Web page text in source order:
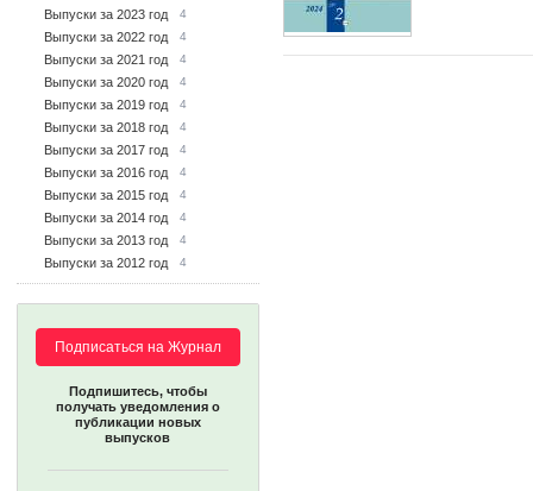
Выпуски за 2023 год 4
Выпуски за 2022 год 4
Выпуски за 2021 год 4
Выпуски за 2020 год 4
Выпуски за 2019 год 4
Выпуски за 2018 год 4
Выпуски за 2017 год 4
Выпуски за 2016 год 4
Выпуски за 2015 год 4
Выпуски за 2014 год 4
Выпуски за 2013 год 4
Выпуски за 2012 год 4
Подписаться на Журнал
Подпишитесь, чтобы
получать уведомления о
публикации новых
выпусков